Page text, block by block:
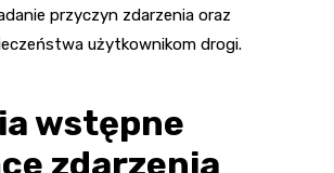
przyczyn zdarzenia oraz
użytkownikom drogi.
wstępne
zdarzenia